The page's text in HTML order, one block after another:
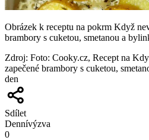
Obrázek k receptu na pokrm Když
brambory s cuketou, smetanou a
Zdroj: Foto: Cooky.cz, Recept na
zapečené brambory s cuketou,
den
Sdílet
Dennívýzva
0